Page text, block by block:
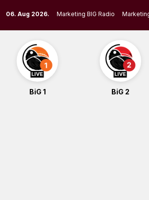
to
content
06. Aug 2026. Marketing BIG Radio
BiG 1 BiG 2